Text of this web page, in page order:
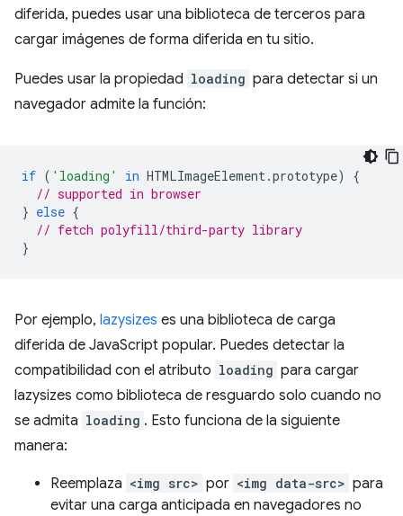
diferida, puedes usar una biblioteca de terceros para
cargar imágenes de forma diferida en tu sitio.
Puedes usar la propiedad loading para detectar si un
navegador admite la función:
if ( 'loading' in HTMLImageElement .prototype)
{
// supported in browser
} else {
// fetch polyfill/third-party library
}
Por ejemplo, lazysizes es una biblioteca de carga
diferida de JavaScript popular. Puedes detectar la
compatibilidad con el atributo loading para cargar
lazysizes como biblioteca de resguardo solo cuando no
se admita loading . Esto funciona de la siguiente
manera:
Reemplaza <img src> por <img data-src> para
evitar una carga anticipada en navegadores no